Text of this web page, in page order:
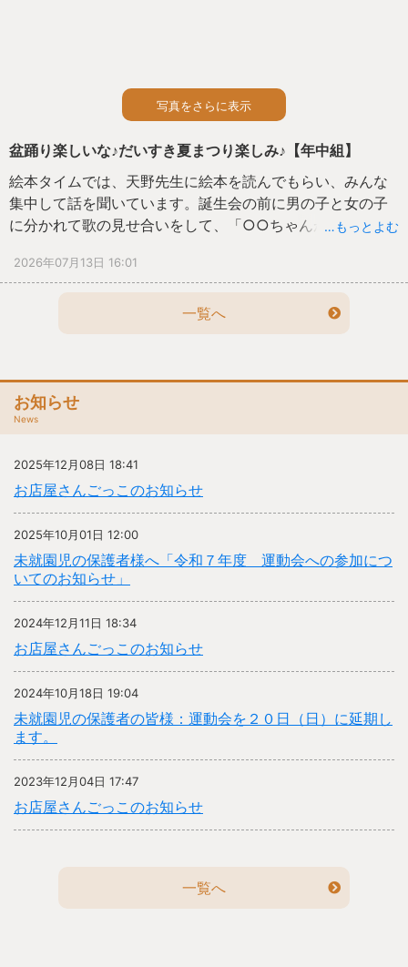
写真をさらに表示
盆踊り楽しいな♪だいすき夏まつり楽しみ♪【年中組】
絵本タイムでは、天野先生に絵本を読んでもらい、みんな
集中して話を聞いています。誕生会の前に男の子と女の子
に分かれて歌の見せ合いをして、「○○ちゃんがおっきな
をつくり、部屋や遊戯室で踊りました。ノリのよい曲なの
た『ワニワニパニック』も部屋で遊んでみたらピコピコハ
…もっとよむ
2026年07月13日 16:01
一覧へ
お知らせ
News
2025年12月08日 18:41
お店屋さんごっこのお知らせ
2025年10月01日 12:00
未就園児の保護者様へ「令和７年度 運動会への参加につ
いてのお知らせ」
2024年12月11日 18:34
お店屋さんごっこのお知らせ
2024年10月18日 19:04
未就園児の保護者の皆様：運動会を２０日（日）に延期し
ます。
2023年12月04日 17:47
お店屋さんごっこのお知らせ
一覧へ